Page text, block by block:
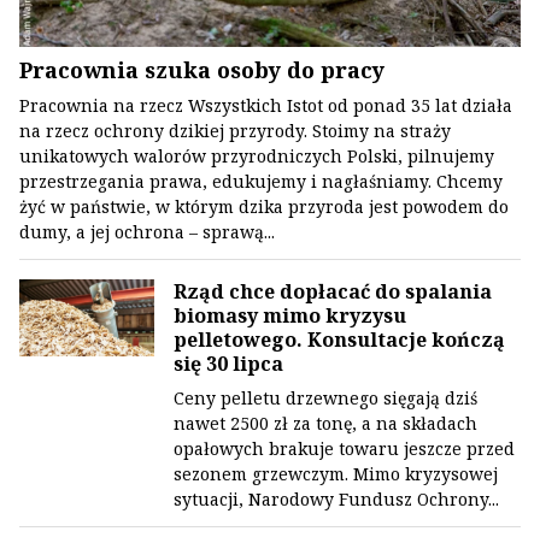
Pracownia szuka osoby do pracy
Pracownia na rzecz Wszystkich Istot od ponad 35 lat działa
na rzecz ochrony dzikiej przyrody. Stoimy na straży
unikatowych walorów przyrodniczych Polski, pilnujemy
przestrzegania prawa, edukujemy i nagłaśniamy. Chcemy
żyć w państwie, w którym dzika przyroda jest powodem do
dumy, a jej ochrona – sprawą...
Rząd chce dopłacać do spalania
biomasy mimo kryzysu
pelletowego. Konsultacje kończą
się 30 lipca
Ceny pelletu drzewnego sięgają dziś
nawet 2500 zł za tonę, a na składach
opałowych brakuje towaru jeszcze przed
sezonem grzewczym. Mimo kryzysowej
sytuacji, Narodowy Fundusz Ochrony...